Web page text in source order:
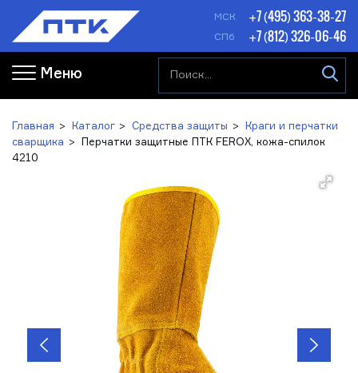
МСК +7 (495) 363-38-27
СПб +7 (812) 326-06-46
Меню
Главная Каталог Средства защиты
Краги и перчатки
сварщика
Перчатки защитные ПТК FEROX, кожа-спилок
4210